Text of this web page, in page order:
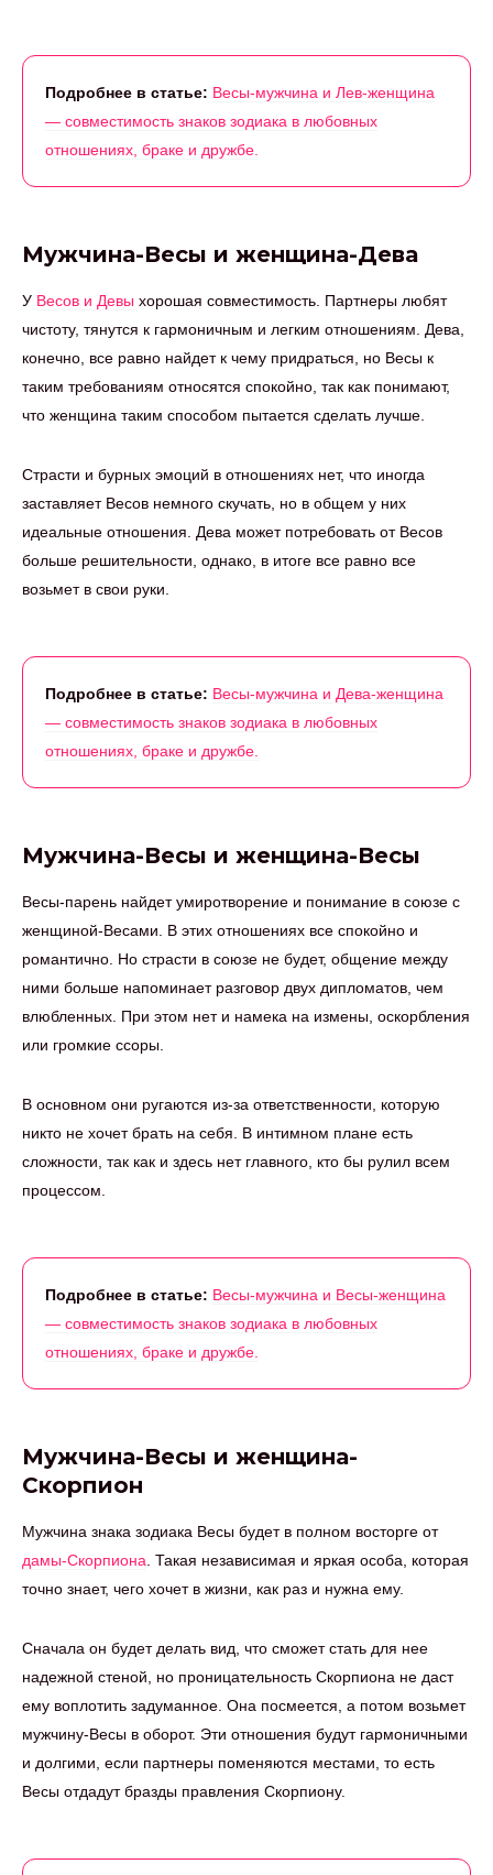
Подробнее в статье: Весы-мужчина и Лев-женщина
— совместимость знаков зодиака в любовных
отношениях, браке и дружбе.
Мужчина-Весы и женщина-Дева
У Весов и Девы хорошая совместимость. Партнеры любят
чистоту, тянутся к гармоничным и легким отношениям. Дева,
конечно, все равно найдет к чему придраться, но Весы к
таким требованиям относятся спокойно, так как понимают,
что женщина таким способом пытается сделать лучше.
Страсти и бурных эмоций в отношениях нет, что иногда
заставляет Весов немного скучать, но в общем у них
идеальные отношения. Дева может потребовать от Весов
больше решительности, однако, в итоге все равно все
возьмет в свои руки.
Подробнее в статье: Весы-мужчина и Дева-женщина
— совместимость знаков зодиака в любовных
отношениях, браке и дружбе.
Мужчина-Весы и женщина-Весы
Весы-парень найдет умиротворение и понимание в союзе с
женщиной-Весами. В этих отношениях все спокойно и
романтично. Но страсти в союзе не будет, общение между
ними больше напоминает разговор двух дипломатов, чем
влюбленных. При этом нет и намека на измены, оскорбления
или громкие ссоры.
В основном они ругаются из-за ответственности, которую
никто не хочет брать на себя. В интимном плане есть
сложности, так как и здесь нет главного, кто бы рулил всем
процессом.
Подробнее в статье: Весы-мужчина и Весы-женщина
— совместимость знаков зодиака в любовных
отношениях, браке и дружбе.
Мужчина-Весы и женщина-
Скорпион
Мужчина знака зодиака Весы будет в полном восторге от
дамы-Скорпиона . Такая независимая и яркая особа, которая
точно знает, чего хочет в жизни, как раз и нужна ему.
Сначала он будет делать вид, что сможет стать для нее
надежной стеной, но проницательность Скорпиона не даст
ему воплотить задуманное. Она посмеется, а потом возьмет
мужчину-Весы в оборот. Эти отношения будут гармоничными
и долгими, если партнеры поменяются местами, то есть
Весы отдадут бразды правления Скорпиону.